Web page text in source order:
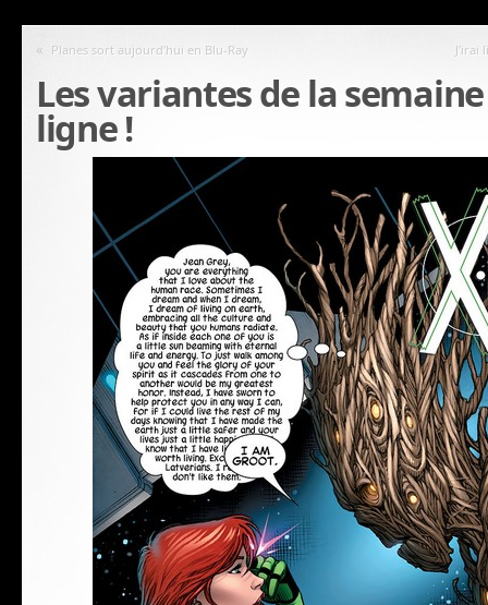
« Planes sort aujourd’hui en Blu-Ray J’irai
Les variantes de la
ligne !